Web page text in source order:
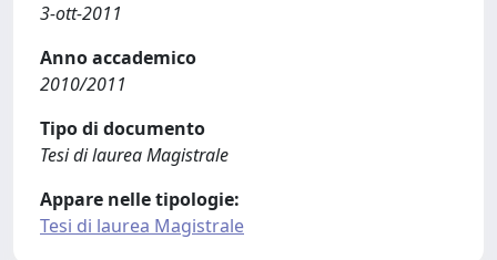
3-ott-2011
Anno accademico
2010/2011
Tipo di documento
Tesi di laurea Magistrale
Appare nelle tipologie:
Tesi di laurea Magistrale